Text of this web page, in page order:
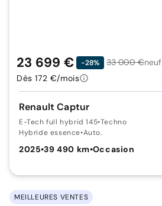
Renault Captur
E-Tech full hybrid 145•Techno
Hybride essence•Auto.
2025•39 490 km•Occasion
23 699 € -28% 33 000 €neuf
Dès 172 €/mois
MEILLEURES VENTES